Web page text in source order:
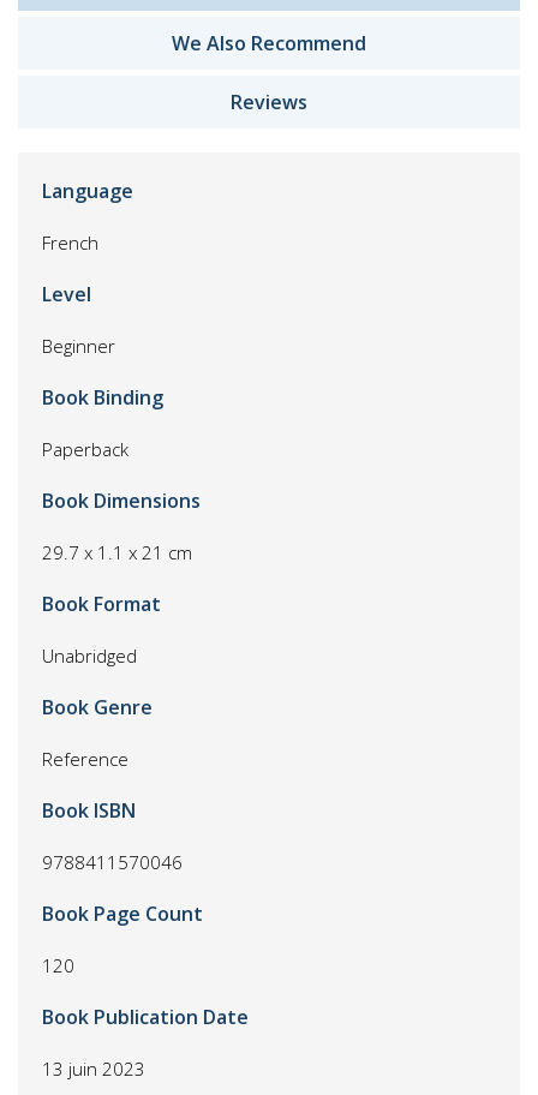
We Also Recommend
Reviews
Language
French
Level
Beginner
Book Binding
Paperback
Book Dimensions
29.7 x 1.1 x 21 cm
Book Format
Unabridged
Book Genre
Reference
Book ISBN
9788411570046
Book Page Count
120
Book Publication Date
13 juin 2023